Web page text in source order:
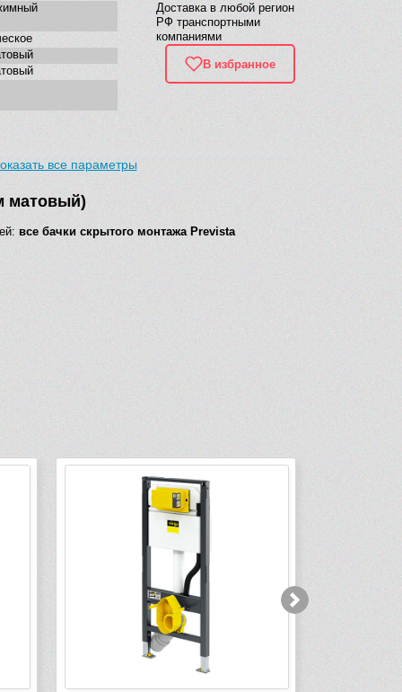
Доставка в любой регион
РФ транспортными
компаниями
В избранное
все параметры
матовый)
все бачки скрытого монтажа Prevista